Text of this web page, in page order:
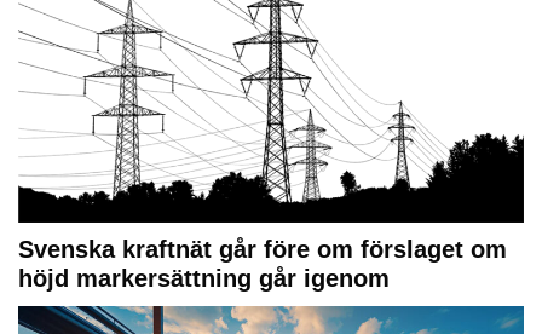
Svenska kraftnät går före om förslaget om
höjd markersättning går igenom